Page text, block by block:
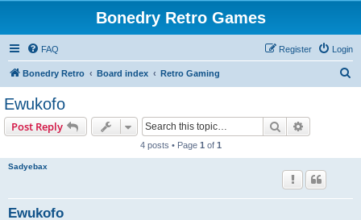
Bonedry Retro Games
FAQ Login
Register
Bonedry Retro Board index Retro Gaming
Ewukofo
Post Reply Search
4 posts • Page 1 of 1
Sadyebax
Ewukofo